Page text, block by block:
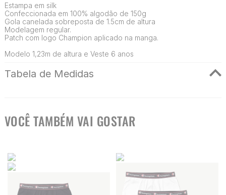
Estampa em silk
Confeccionada em 100% algodão de 150g
Gola canelada sobreposta de 1.5cm de altura
Modelagem regular.
Patch com logo Champion aplicado na manga.
Modelo 1,23m de altura e Veste 6 anos
Tabela de Medidas
VOCÊ TAMBÉM VAI GOSTAR